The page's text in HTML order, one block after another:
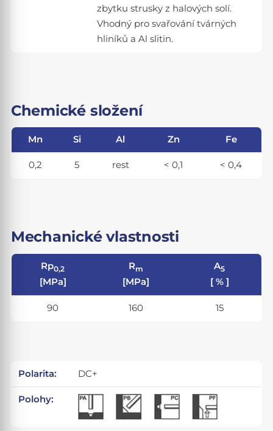
zbytku strusky z halových solí.
Vhodný pro svařování tvárných
hliníků a Al slitin.
Chemické složení
Mn Si Al Zn Fe
0,2 5 rest < 0,1 < 0,4
Mechanické vlastnosti
Rp0,2
[MPa]
Rm
[MPa]
A5
[ % ]
90 160 15
Polarita: DC+
Polohy: